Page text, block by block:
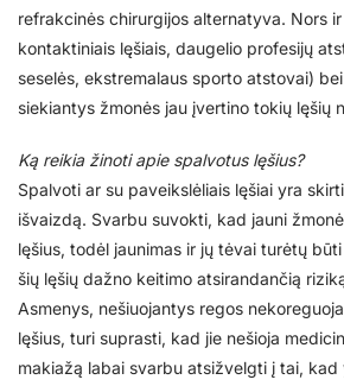
refrakcinės chirurgijos alternatyva. Nors
kontaktiniais lęšiais, daugelio profesijų
seselės, ekstremalaus sporto atstovai)
siekiantys žmonės jau įvertino tokių lęšių
Ką reikia žinoti apie spalvotus lęšius?
Spalvoti ar su paveikslėliais lęšiai yra
išvaizdą. Svarbu suvokti, kad jauni
lęšius, todėl jaunimas ir jų tėvai turėtų
šių lęšių dažno keitimo atsirandančią
Asmenys, nešiuojantys regos
lęšius, turi suprasti, kad jie nešioja
makiažą labai svarbu atsižvelgti į tai, kad